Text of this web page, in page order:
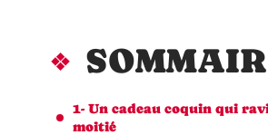
1- Un cadeau coquin qui
moitié